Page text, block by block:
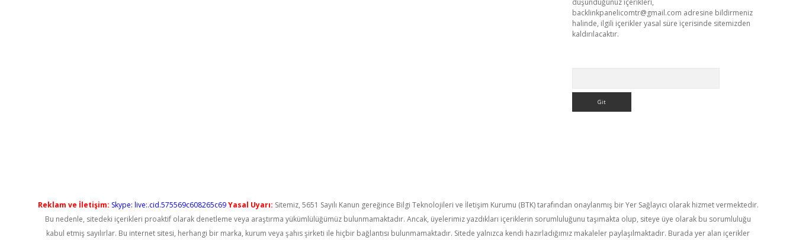
düşündüğünüz içerikleri,
backlinkpanelicomtr@gmail.com adresine bildirmeniz
halinde, ilgili içerikler yasal süre içerisinde sitemizden
kaldırılacaktır.
Reklam ve İletişim: Skype: live:.cid.575569c608265c69 Yasal Uyarı: Sitemiz, 5651 Sayılı Kanun gereğince Bilgi Teknolojileri ve İletişim Kurumu (BTK) tarafından onaylanmış bir Yer Sağlayıcı olarak hizmet vermektedir.
Bu nedenle, sitedeki içerikleri proaktif olarak denetleme veya araştırma yükümlülüğümüz bulunmamaktadır. Ancak, üyelerimiz yazdıkları içeriklerin sorumluluğunu taşımakta olup, siteye üye olarak bu sorumluluğu
kabul etmiş sayılırlar. Bu internet sitesi, herhangi bir marka, kurum veya şahıs şirketi ile hiçbir bağlantısı bulunmamaktadır. Sitede yalnızca kendi hazırladığımız makaleler paylaşılmaktadır. Burada yer alan içerikler